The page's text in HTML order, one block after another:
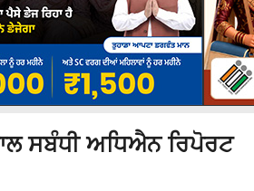
ਸਬੰਧੀ ਅਧਿਐਨ ਰਿਪੋਰਟ